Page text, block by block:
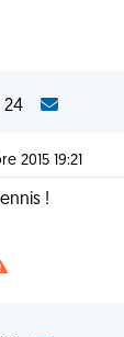
24
2015 19:21
!